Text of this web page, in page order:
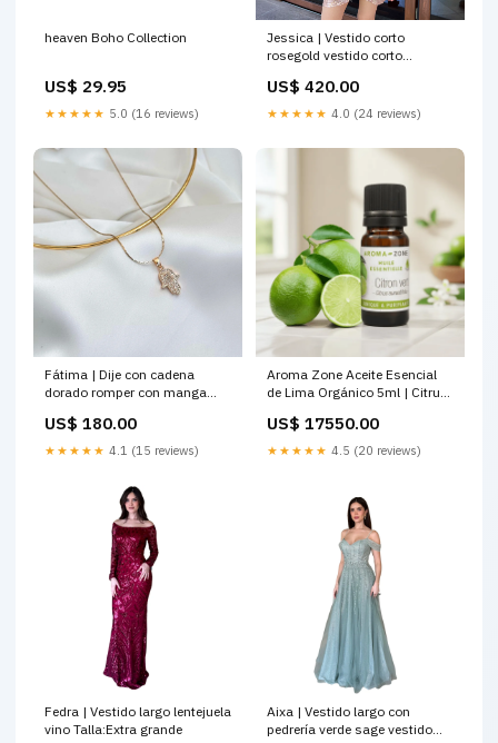
heaven Boho Collection
US$ 29.95
★★★★★ 5.0 (16 reviews)
Jessica | Vestido corto
rosegold vestido corto
US$ 420.00
★★★★★ 4.0 (24 reviews)
Fátima | Dije con cadena
dorado romper con manga
US$ 180.00
★★★★★ 4.1 (15 reviews)
Aroma Zone Aceite Esencial
de Lima Orgánico 5ml | Citrus
menta piperita organica
US$ 17550.00
★★★★★ 4.5 (20 reviews)
Fedra | Vestido largo lentejuela
vino Talla:Extra grande
Aixa | Vestido largo con
pedrería verde sage vestido